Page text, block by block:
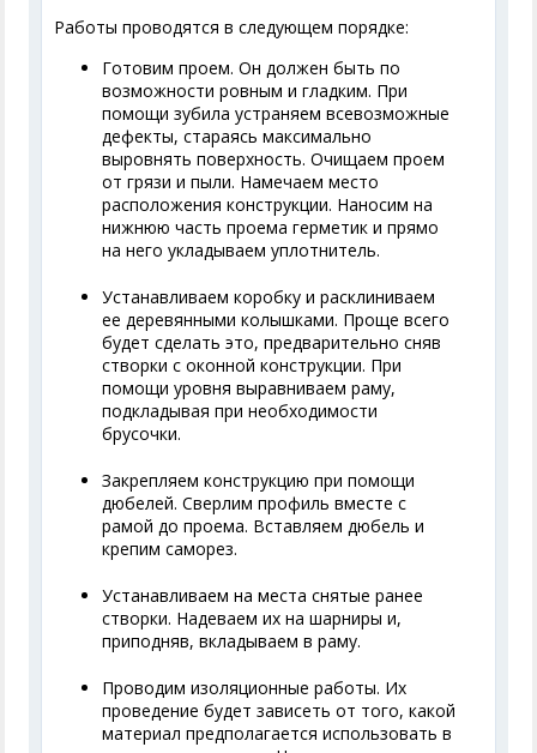
Работы проводятся в следующем порядке:
Готовим проем. Он должен быть по
возможности ровным и гладким. При
помощи зубила устраняем всевозможные
дефекты, стараясь максимально
выровнять поверхность. Очищаем проем
от грязи и пыли. Намечаем место
расположения конструкции. Наносим на
нижнюю часть проема герметик и прямо
на него укладываем уплотнитель.
Устанавливаем коробку и расклиниваем
ее деревянными колышками. Проще всего
будет сделать это, предварительно сняв
створки с оконной конструкции. При
помощи уровня выравниваем раму,
подкладывая при необходимости
брусочки.
Закрепляем конструкцию при помощи
дюбелей. Сверлим профиль вместе с
рамой до проема. Вставляем дюбель и
крепим саморез.
Устанавливаем на места снятые ранее
створки. Надеваем их на шарниры и,
приподняв, вкладываем в раму.
Проводим изоляционные работы. Их
проведение будет зависеть от того, какой
материал предполагается использовать в